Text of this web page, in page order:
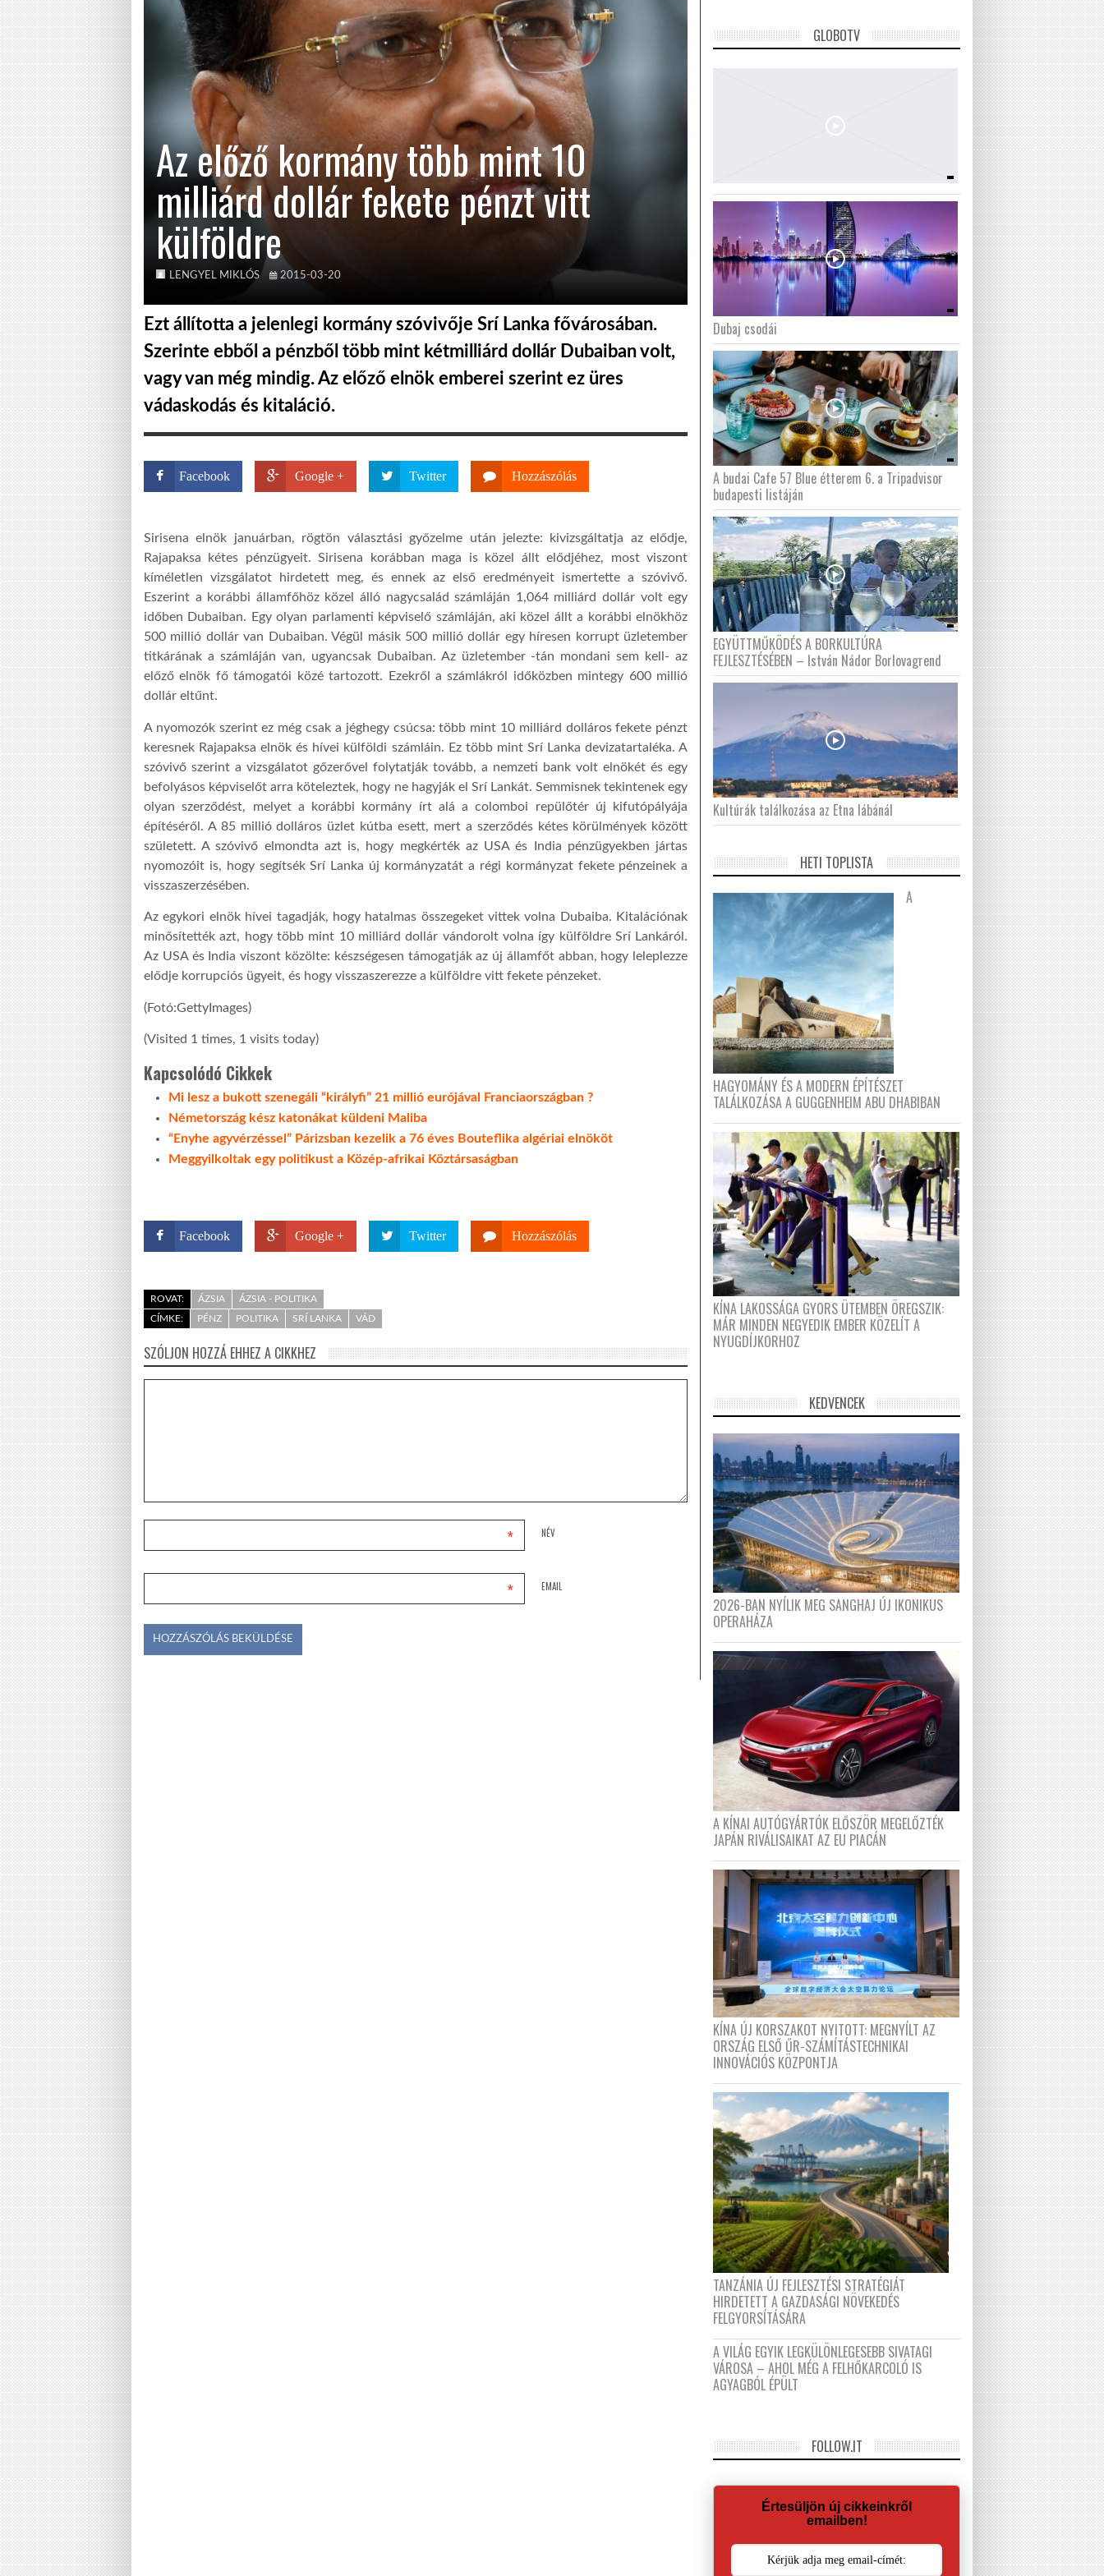
Az előző kormány több mint 10
milliárd dollár fekete pénzt vitt
külföldre
LENGYEL MIKLÓS 2015-03-20
Ezt állította a jelenlegi kormány szóvivője Srí Lanka fővárosában.
Szerinte ebből a pénzből több mint kétmilliárd dollár Dubaiban volt,
vagy van még mindig. Az előző elnök emberei szerint ez üres
vádaskodás és kitaláció.
Facebook Google + Twitter Hozzászólás
Sirisena elnök januárban, rögtön választási győzelme után jelezte: kivizsgáltatja az elődje,
Rajapaksa kétes pénzügyeit. Sirisena korábban maga is közel állt elődjéhez, most viszont
kíméletlen vizsgálatot hirdetett meg, és ennek az első eredményeit ismertette a szóvivő.
Eszerint a korábbi államfőhöz közel álló nagycsalád számláján 1,064 milliárd dollár volt egy
időben Dubaiban. Egy olyan parlamenti képviselő számláján, aki közel állt a korábbi elnökhöz
500 millió dollár van Dubaiban. Végül másik 500 millió dollár egy híresen korrupt üzletember
titkárának a számláján van, ugyancsak Dubaiban. Az üzletember -tán mondani sem kell- az
előző elnök fő támogatói közé tartozott. Ezekről a számlákról időközben mintegy 600 millió
dollár eltűnt.
A nyomozók szerint ez még csak a jéghegy csúcsa: több mint 10 milliárd dolláros fekete pénzt
keresnek Rajapaksa elnök és hívei külföldi számláin. Ez több mint Srí Lanka devizatartaléka. A
szóvivő szerint a vizsgálatot gőzerővel folytatják tovább, a nemzeti bank volt elnökét és egy
befolyásos képviselőt arra köteleztek, hogy ne hagyják el Srí Lankát. Semmisnek tekintenek egy
olyan szerződést, melyet a korábbi kormány írt alá a colomboi repülőtér új kifutópályája
építéséről. A 85 millió dolláros üzlet kútba esett, mert a szerződés kétes körülmények között
született. A szóvivő elmondta azt is, hogy megkérték az USA és India pénzügyekben jártas
nyomozóit is, hogy segítsék Srí Lanka új kormányzatát a régi kormányzat fekete pénzeinek a
visszaszerzésében.
Az egykori elnök hívei tagadják, hogy hatalmas összegeket vittek volna Dubaiba. Kitalációnak
minősítették azt, hogy több mint 10 milliárd dollár vándorolt volna így külföldre Srí Lankáról.
Az USA és India viszont közölte: készségesen támogatják az új államfőt abban, hogy leleplezze
elődje korrupciós ügyeit, és hogy visszaszerezze a külföldre vitt fekete pénzeket.
(Fotó:GettyImages)
(Visited 1 times, 1 visits today)
Kapcsolódó Cikkek
Mi lesz a bukott szenegáli “királyfi” 21 millió eurójával Franciaországban ?
Németország kész katonákat küldeni Maliba
“Enyhe agyvérzéssel” Párizsban kezelik a 76 éves Bouteflika algériai elnököt
Meggyilkoltak egy politikust a Közép-afrikai Köztársaságban
Facebook Google + Twitter Hozzászólás
ROVAT: ÁZSIA
ÁZSIA - POLITIKA
CÍMKE:
PÉNZ POLITIKA SRÍ LANKA VÁD
SZÓLJON HOZZÁ EHHEZ A CIKKHEZ
NÉV
*
EMAIL
*
GLOBOTV
Dubaj csodái
A budai Cafe 57 Blue étterem 6. a Tripadvisor
budapesti listáján
EGYÜTTMŰKÖDÉS A BORKULTÚRA
FEJLESZTÉSÉBEN – István Nádor Borlovagrend
Kultúrák találkozása az Etna lábánál
HETI TOPLISTA
A
HAGYOMÁNY ÉS A MODERN ÉPÍTÉSZET
TALÁLKOZÁSA A GUGGENHEIM ABU DHABIBAN
KÍNA LAKOSSÁGA GYORS ÜTEMBEN ÖREGSZIK:
MÁR MINDEN NEGYEDIK EMBER KÖZELÍT A
NYUGDÍJKORHOZ
KEDVENCEK
2026-BAN NYÍLIK MEG SANGHAJ ÚJ IKONIKUS
OPERAHÁZA
A KÍNAI AUTÓGYÁRTÓK ELŐSZÖR MEGELŐZTÉK
JAPÁN RIVÁLISAIKAT AZ EU PIACÁN
KÍNA ÚJ KORSZAKOT NYITOTT: MEGNYÍLT AZ
ORSZÁG ELSŐ ŰR-SZÁMÍTÁSTECHNIKAI
INNOVÁCIÓS KÖZPONTJA
TANZÁNIA ÚJ FEJLESZTÉSI STRATÉGIÁT
HIRDETETT A GAZDASÁGI NÖVEKEDÉS
FELGYORSÍTÁSÁRA
A VILÁG EGYIK LEGKÜLÖNLEGESEBB SIVATAGI
VÁROSA – AHOL MÉG A FELHŐKARCOLÓ IS
AGYAGBÓL ÉPÜLT
FOLLOW.IT
Értesüljön új cikkeinkről
emailben!